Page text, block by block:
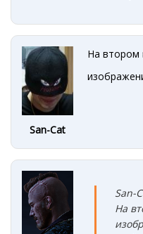
San-Cat
На втором
San-
На